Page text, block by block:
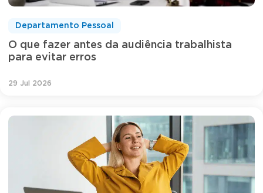
O que fazer antes da audiência trabalhista
para evitar erros
Departamento Pessoal
29 Jul 2026